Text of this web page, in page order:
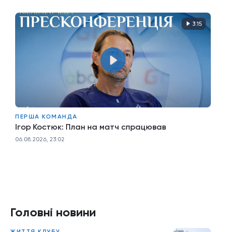
3:15
ПЕРША КОМАНДА
Ігор Костюк: План на матч спрацював
06.08.2026, 23:02
Головні новини